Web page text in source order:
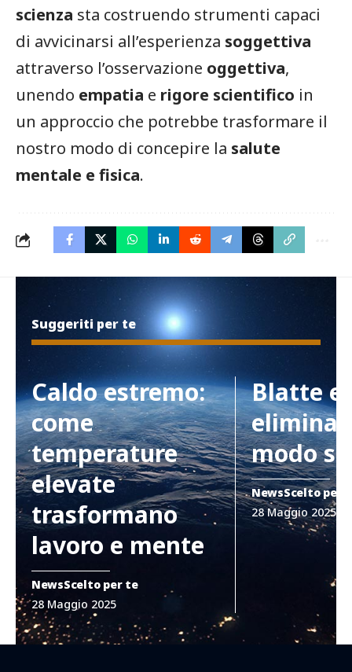
scienza sta costruendo strumenti capaci
di avvicinarsi all’esperienza soggettiva
attraverso l’osservazione oggettiva,
unendo empatia e rigore scientifico in
un approccio che potrebbe trasformare il
nostro modo di concepire la salute
mentale e fisica.
Suggeriti per te
Caldo estremo:
come
temperature
elevate
trasformano
lavoro e mente
NewsScelto per te
28 Maggio 2025
Blatte e
modo
NewsScelto per
28 Maggio 2025